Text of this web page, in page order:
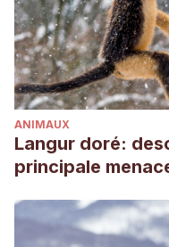
ANIMAUX
Langur doré:
principale